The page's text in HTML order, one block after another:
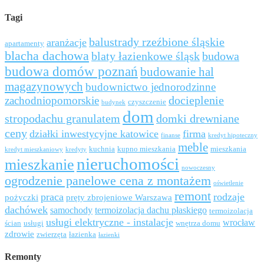
Tagi
apartamenty aranżacje balustrady rzeźbione śląskie
blacha dachowablaty łazienkowe śląskbudowa
budowa domów poznań budowanie hal
magazynowych budownictwo jednorodzinne
zachodniopomorskie budynek czyszczenie docieplenie
stropodachu granulatem dom domki drewniane
ceny działki inwestycyjne katowice finanse firma kredyt hipoteczny
kredyt mieszkaniowy kredyty kuchnia kupno mieszkania meble mieszkania
mieszkanienieruchomości nowoczesny
ogrodzenie panelowe cena z montażem oświetlenie
pożyczki praca pręty zbrojeniowe Warszawa remont rodzaje
dachówek samochody termoizolacja dachu płaskiego termoizolacja
ścian usługi usługi elektryczne - instalacje wnętrza domu wrocław
zdrowie zwierzęta łazienka łazienki
Remonty